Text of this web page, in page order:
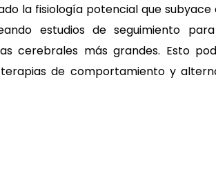
la fisiología potencial que
estudios de seguimiento
cerebrales más grandes. Esto
de comportamiento y